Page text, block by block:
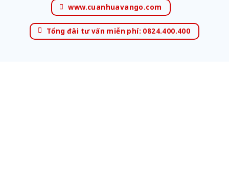
www.cuanhuavango.com
Tổng đài tư vấn miễn phí: 0824.400.400